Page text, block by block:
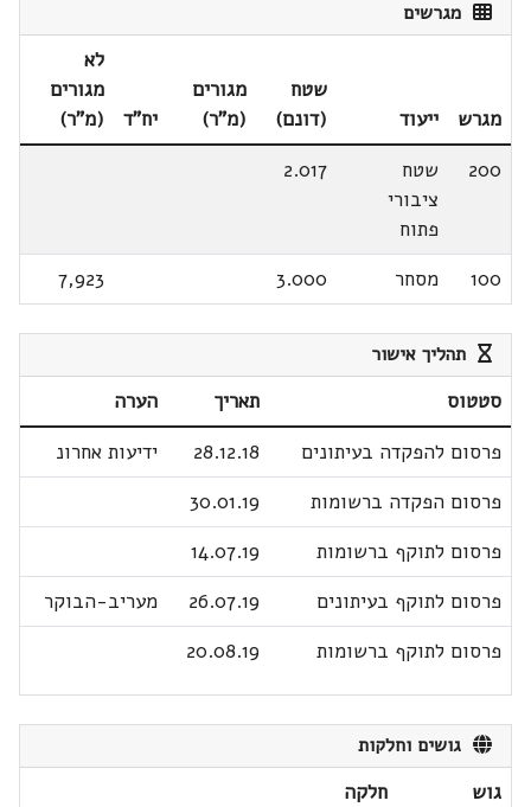
מגרשים
מגרש ייעוד
שטח
(דונם)
מגורים
(מ"ר)
יח"ד
לא
מגורים
(מ"ר)
200
שטח
ציבורי
פתוח
2.017
100 מסחר 3.000
7,923
תהליך אישור
סטטוס תאריך
הערה
פרסום להפקדה בעיתונים
28.12.18
ידיעות אחרונ
פרסום הפקדה ברשומות
30.01.19
פרסום לתוקף ברשומות
14.07.19
פרסום לתוקף בעיתונים
26.07.19
מעריב-הבוקר
פרסום לתוקף ברשומות
20.08.19
גושים וחלקות
גוש
חלקה